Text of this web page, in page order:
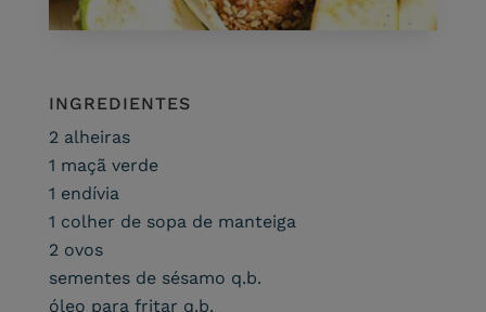
INGREDIENTES
2 alheiras
1 maçã verde
1 endívia
1 colher de sopa de manteiga
2 ovos
sementes de sésamo q.b.
óleo para fritar q.b.